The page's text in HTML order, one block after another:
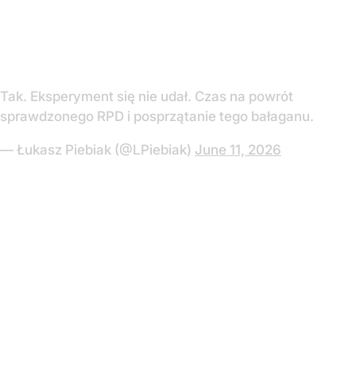
Tak. Eksperyment się nie udał. Czas na powrót
sprawdzonego RPD i posprzątanie tego bałaganu.
— Łukasz Piebiak (@LPiebiak) June 11, 2026